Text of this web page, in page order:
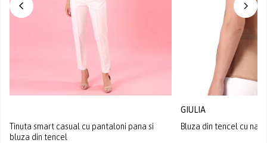
Tinuta smart casual cu pantaloni pana si
bluza din tencel
GIULIA
Bluza din tencel cu